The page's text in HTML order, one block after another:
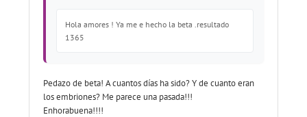
Hola amores ! Ya me e hecho la beta .resultado
1365
Pedazo de beta! A cuantos días ha sido? Y de cuanto eran
los embriones? Me parece una pasada!!!
Enhorabuena!!!!